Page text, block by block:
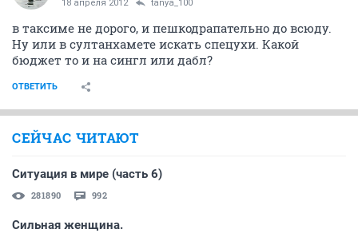
18 апреля 2012 tanya_100
в таксиме не дорого, и пешкодрапательно до всюду.
Ну или в султанхамете искать спецухи. Какой
бюджет то и на сингл или дабл?
ОТВЕТИТЬ
СЕЙЧАС ЧИТАЮТ
Ситуация в мире (часть 6)
281890 992
Сильная женщина.